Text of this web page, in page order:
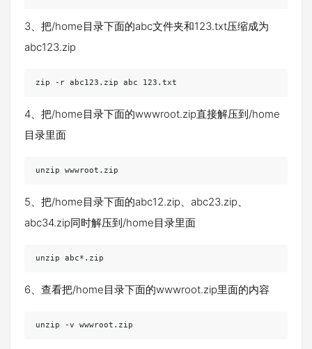
3、把/home目录下面的abc文件夹和123.txt压缩成为
abc123.zip
zip -r abc123.zip abc 123.txt
4、把/home目录下面的wwwroot.zip直接解压到/home
目录里面
unzip wwwroot.zip
5、把/home目录下面的abc12.zip、abc23.zip、
abc34.zip同时解压到/home目录里面
unzip abc*.zip
6、查看把/home目录下面的wwwroot.zip里面的内容
unzip -v wwwroot.zip